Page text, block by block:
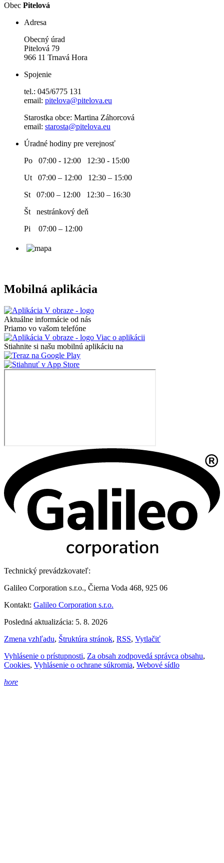
Obec Pitelová
Adresa
Obecný úrad
Pitelová 79
966 11 Trnavá Hora
Spojenie
tel.: 045/6775 131
email: pitelova@pitelova.eu
Starostka obce: Martina Záhorcová
email: starosta@pitelova.eu
Úradné hodiny pre verejnosť
Po 07:00 - 12:00 12:30 - 15:00
Ut 07:00 – 12:00 12:30 – 15:00
St 07:00 – 12:00 12:30 – 16:30
Št nestránkový deň
Pi 07:00 – 12:00
Mobilná aplikácia
Aktuálne informácie od nás
Priamo vo vašom telefóne
Viac o aplikácii
Stiahnite si našu mobilnú aplikáciu na
Technický prevádzkovateľ:
Galileo Corporation s.r.o., Čierna Voda 468, 925 06
Kontakt: Galileo Corporation s.r.o.
Posledná aktualizácia: 5. 8. 2026
Zmena vzhľadu, Štruktúra stránok, RSS, Vytlačiť
Vyhlásenie o prístupnosti, Za obsah zodpovedá správca obsahu,
Cookies, Vyhlásenie o ochrane súkromia, Webové sídlo
hore